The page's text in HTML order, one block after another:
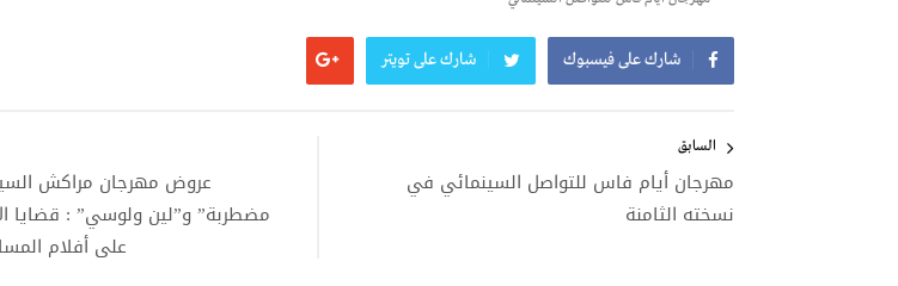
شارك على فيسبوك شارك على تويتر
المقالات
السابق
مهرجان أيام فاس للتواصل السينمائي في
نسخته الثامنة
عروض مهرجان مراكش
مضطربة” و”لين ولوسي” : قضايا
على أفلام